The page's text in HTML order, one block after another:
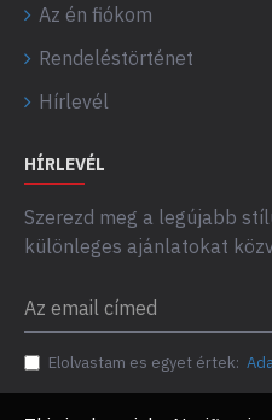
Az én fiókom
Rendeléstörténet
Hírlevél
HÍRLEVÉL
Szerezd meg a legújabb
különleges ajánlatokat
Elolvastam es egyet értek: